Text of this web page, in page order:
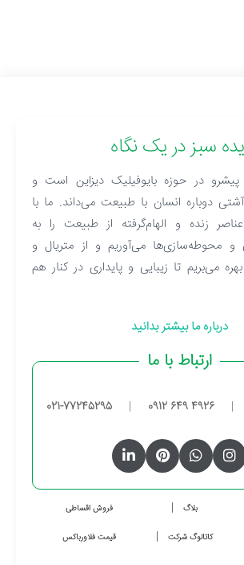
سبز در یک نگاه
در حوزه بایوفیلیک دیزاین است و
دوباره انسان با طبیعت می‌داند. ما با
زنده و الهام‌گرفته از طبیعت را به
و محوطه‌سازی‌ها می‌آوریم و از متریال و
می‌بریم تا زیبایی و پایداری در کنار هم
درباره ما بیشتر بدانید
ارتباط با ما
|
0912 649 4926
|
021-77245295
بلاگ فروش اقساطی
کاتالوگ شرکت قیمت فلاورباکس